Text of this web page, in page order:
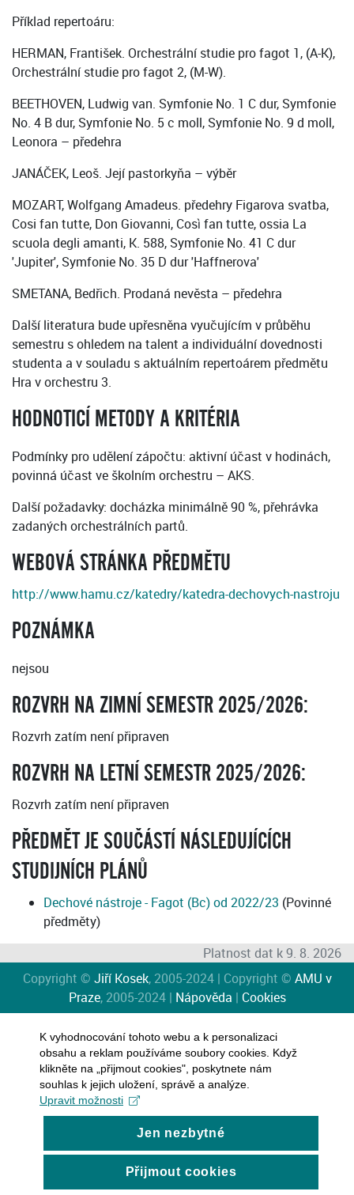
Příklad repertoáru:
HERMAN, František. Orchestrální studie pro fagot 1, (A-K),
Orchestrální studie pro fagot 2, (M-W).
BEETHOVEN, Ludwig van. Symfonie No. 1 C dur, Symfonie
No. 4 B dur, Symfonie No. 5 c moll, Symfonie No. 9 d moll,
Leonora – předehra
JANÁČEK, Leoš. Její pastorkyňa – výběr
MOZART, Wolfgang Amadeus. předehry Figarova svatba,
Cosi fan tutte, Don Giovanni, Così fan tutte, ossia La
scuola degli amanti, K. 588, Symfonie No. 41 C dur
'Jupiter', Symfonie No. 35 D dur 'Haffnerova'
SMETANA, Bedřich. Prodaná nevěsta – předehra
Další literatura bude upřesněna vyučujícím v průběhu
semestru s ohledem na talent a individuální dovednosti
studenta a v souladu s aktuálním repertoárem předmětu
Hra v orchestru 3.
HODNOTICÍ METODY A KRITÉRIA
Podmínky pro udělení zápočtu: aktivní účast v hodinách,
povinná účast ve školním orchestru – AKS.
Další požadavky: docházka minimálně 90 %, přehrávka
zadaných orchestrálních partů.
WEBOVÁ STRÁNKA PŘEDMĚTU
http://www.hamu.cz/katedry/katedra-dechovych-nastroju
POZNÁMKA
nejsou
ROZVRH NA ZIMNÍ SEMESTR 2025/2026:
Rozvrh zatím není připraven
ROZVRH NA LETNÍ SEMESTR 2025/2026:
Rozvrh zatím není připraven
PŘEDMĚT JE SOUČÁSTÍ NÁSLEDUJÍCÍCH
STUDIJNÍCH PLÁNŮ
Dechové nástroje - Fagot (Bc) od 2022/23 (Povinné
předměty)
Platnost dat k 9. 8. 2026
Copyright © Jiří Kosek, 2005-2024 | Copyright © AMU v
Praze, 2005-2024 | Nápověda | Cookies
K vyhodnocování tohoto webu a k personalizaci
obsahu a reklam používáme soubory cookies. Když
klikněte na „přijmout cookies", poskytnete nám
souhlas k jejich uložení, správě a analýze.
Upravit možnosti
Jen nezbytné
Přijmout cookies